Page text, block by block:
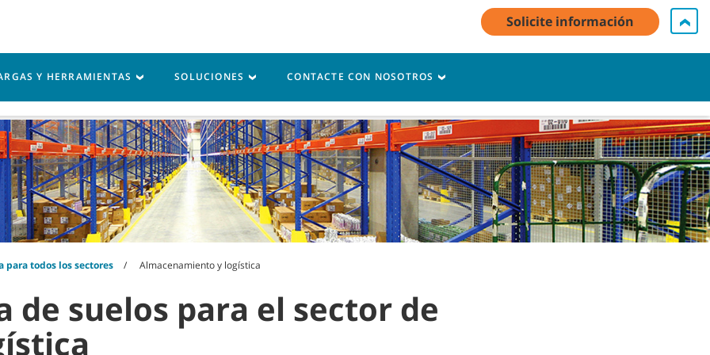
Contacte con nosotros Español - ES
Recursos
para todos los sectores Almacenamiento y logística
de suelos para el sector de
Solicite información
Y HERRAMIENTAS SOLUCIONES CONTACTE CON NOSOTROS